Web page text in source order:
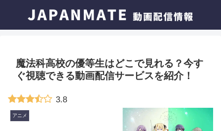
魔法科高校の優等生はどこで見れる？今す
ぐ視聴できる動画配信サービスを紹介！
3.8
アニメ